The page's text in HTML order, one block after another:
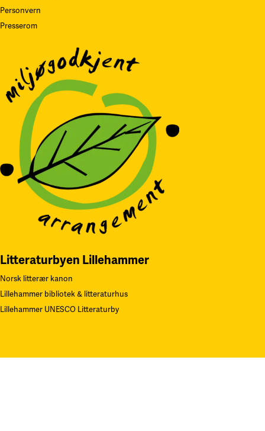
Personvern
Presserom
Litteraturbyen Lillehammer
Norsk litterær kanon
Lillehammer bibliotek & litteraturhus
Lillehammer UNESCO Litteraturby